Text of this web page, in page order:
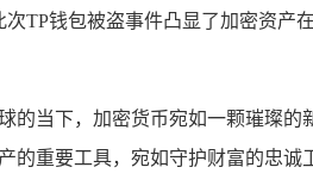
TP钱包被盗事件凸显了加密资
的当下，加密货币宛如一颗璀璨
的重要工具，宛如守护财富的忠